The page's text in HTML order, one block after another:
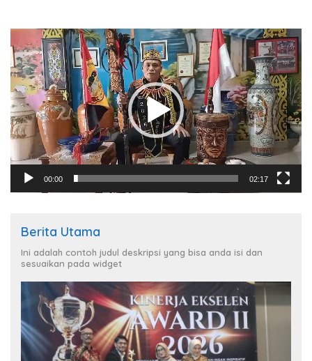
Pemutar
Video
00:00 02:17
Berita Utama
Ini adalah contoh judul deskripsi yang bisa anda isi dan
sesuaikan pada widget